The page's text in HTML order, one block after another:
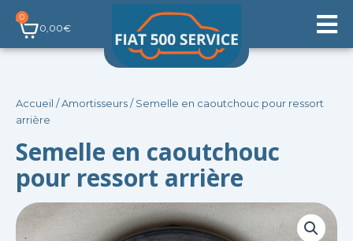
Aller
contenu
0,00€
0
Panier
Accueil /Amortisseurs/ Semelle en caoutchouc pour ressort
arrière
Semelle en caoutchouc
pour ressort arrière